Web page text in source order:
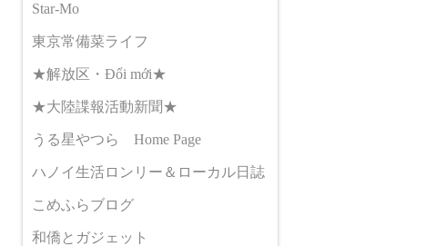
Star-Mo
東京常備菜ライフ
★解放区・Đổi mới★
★大陸諜報活動新聞★
うる星やつら Home Page
ハノイ生活ロンリー＆ローカル日誌
こめふらブログ
和僑とガジェット